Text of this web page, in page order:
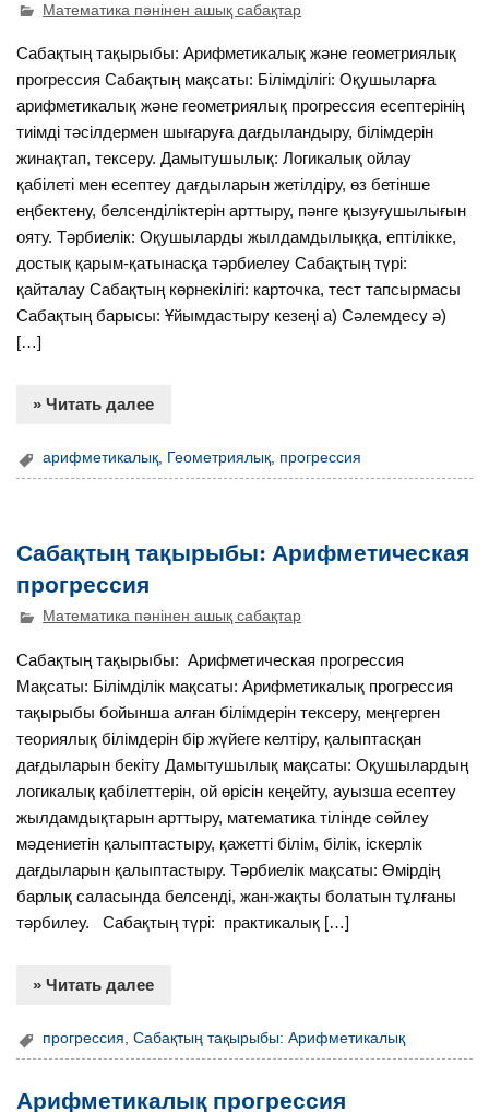
Математика пәнінен ашық сабақтар
Сабақтың тақырыбы: Арифметикалық және геометриялық
прогрессия Сабақтың мақсаты: Білімділігі: Оқушыларға
арифметикалық және геометриялық прогрессия есептерінің
тиімді тәсілдермен шығаруға дағдыландыру, білімдерін
жинақтап, тексеру. Дамытушылық: Логикалық ойлау
қабілеті мен есептеу дағдыларын жетілдіру, өз бетінше
еңбектену, белсенділіктерін арттыру, пәнге қызуғушылығын
ояту. Тәрбиелік: Оқушыларды жылдамдылыққа, ептілікке,
достық қарым-қатынасқа тәрбиелеу Сабақтың түрі:
қайталау Сабақтың көрнекілігі: карточка, тест тапсырмасы
Сабақтың барысы: Ұйымдастыру кезеңі а) Сәлемдесу ә)
[…]
» Читать далее
арифметикалық, Геометриялық, прогрессия
Сабақтың тақырыбы: Арифметическая
прогрессия
Математика пәнінен ашық сабақтар
Сабақтың тақырыбы: Арифметическая прогрессия
Мақсаты: Білімділік мақсаты: Арифметикалық прогрессия
тақырыбы бойынша алған білімдерін тексеру, меңгерген
теориялық білімдерін бір жүйеге келтіру, қалыптасқан
дағдыларын бекіту Дамытушылық мақсаты: Оқушылардың
логикалық қабілеттерін, ой өрісін кеңейту, ауызша есептеу
жылдамдықтарын арттыру, математика тілінде сөйлеу
мәдениетін қалыптастыру, қажетті білім, білік, іскерлік
дағдыларын қалыптастыру. Тәрбиелік мақсаты: Өмірдің
барлық саласында белсенді, жан-жақты болатын тұлғаны
тәрбилеу. Сабақтың түрі: практикалық […]
» Читать далее
прогрессия,Сабақтың тақырыбы: Арифметикалық
Арифметикалық прогрессия